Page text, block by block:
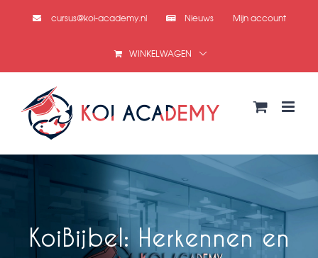
cursus@koi-academy.nl Nieuws Mijn account
WINKELWAGEN
KoiBijbel: Herkennen en